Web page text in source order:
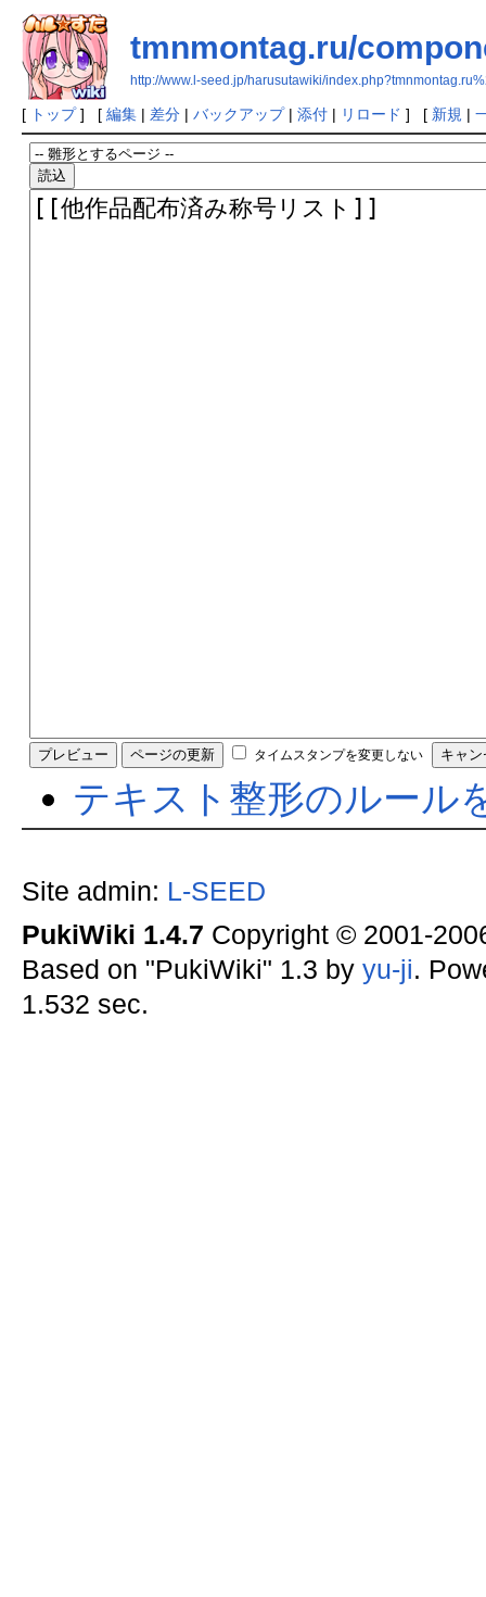
tmnmontag.ru/
http://www.l-seed.jp/harusutawiki/
[ トップ] [ 編集| 差分| バックアップ| 添付| リロード ] [ 新規 |
タイムスタンプを変更しない
テキスト整形のルール
Site admin: L-SEED
PukiWiki 1.4.7 Copyright © 2001-
Based on "PukiWiki" 1.3 by yu-ji.
1.532 sec.